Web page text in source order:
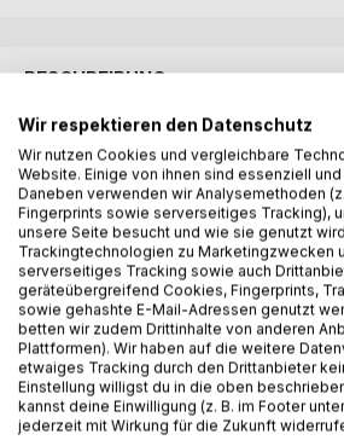
BESCHREIBUNG
Lou fühlt keinen Schmerz. Sie erinnert
wird niemals vergessen, was man ihr
Was passiert, wenn Zuneigung zur
Was passiert, wenn Herz und
auf derselben Seite stehen?
Und wie viele Opfer braucht es, um
herauszufinden?
Ein Roman über Manipulation, Rache
Geheimnis.
Ein Roman über Liebe, Vertrauen und
Wir respektieren den Datenschutz
Wir nutzen Cookies und vergleichbare
Website. Einige von ihnen sind essenziell
Daneben verwenden wir Analysemethoden
Fingerprints sowie serverseitiges Tracking),
unsere Seite besucht und wie sie genutzt
Trackingtechnologien zu Marketingzwecken
serverseitiges Tracking sowie auch
geräteübergreifend Cookies, Fingerprints,
sowie gehashte E-Mail-Adressen genutzt
betten wir zudem Drittinhalte von anderen
Plattformen). Wir haben auf die weitere
etwaiges Tracking durch den Drittanbieter
Einstellung willigst du in die oben
kannst deine Einwilligung (z. B. im Footer
jederzeit mit Wirkung für die Zukunft